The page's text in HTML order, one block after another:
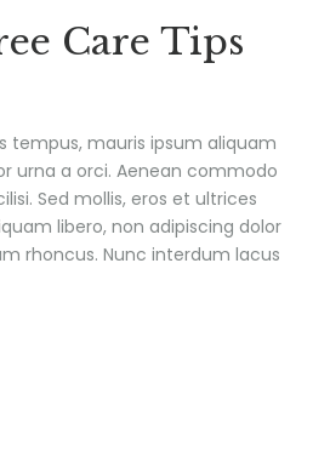
Care Tips
tempus, mauris ipsum aliquam
urna a orci. Aenean commodo
Sed mollis, eros et ultrices
libero, non adipiscing dolor
rhoncus. Nunc interdum lacus